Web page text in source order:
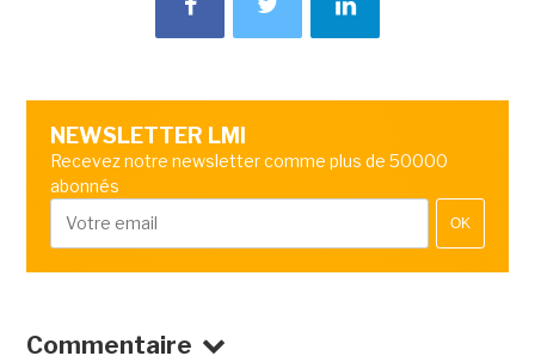
NEWSLETTER LMI
Recevez notre newsletter comme plus de 50000
abonnés
OK
Commentaire